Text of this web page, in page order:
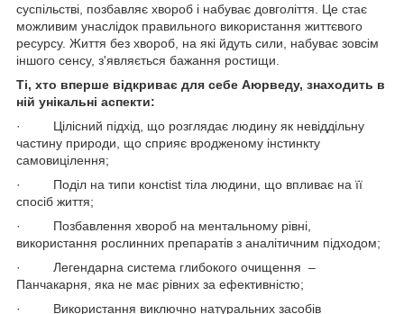
суспільстві, позбавляє хвороб і набуває довголіття. Це стає
можливим унаслідок правильного використання життєвого
ресурсу. Життя без хвороб, на які йдуть сили, набуває зовсім
іншого сенсу, з'являється бажання ростищи.
Ті, хто вперше відкриває для себе Аюрведу, знаходить в
ній унікальні аспекти:
· Цілісний підхід, що розглядає людину як невіддільну
частину природи, що сприяє вродженому інстинкту
самовицілення;
· Поділ на типи консtist тіла людини, що впливає на її
спосіб життя;
· Позбавлення хвороб на ментальному рівні,
використання рослинних препаратів з аналітичним підходом;
· Легендарна система глибокого очищення –
Панчакарня, яка не має рівних за ефективністю;
· Використання виключно натуральних засобів